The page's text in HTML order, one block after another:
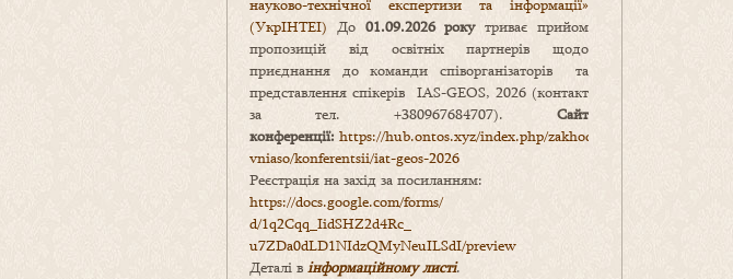
науково-технічної експертизи та інформації»
(УкрІНТЕІ) До 01.09.2026 рокутриває прийом
пропозицій від освітніх партнерів щодо
приєднання до команди співорганізаторів та
представлення спікерів IAS-GEOS, 2026 (контакт
за тел. +380967684707). Сайт
конференції: https://hub.ontos.xyz/index.php/zakhody-
vniaso/konferentsii/iat-geos-2026
Реєстрація на захід за посиланням:
https://docs.google.com/forms/
d/1q2Cqq_IidSHZ2d4Rc_
u7ZDa0dLD1NIdzQMyNeuILSdI/preview
Деталі в інформаційному листі.